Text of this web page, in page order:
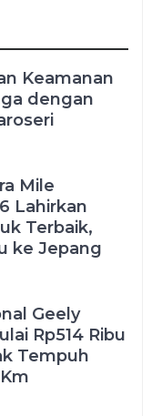
Keamanan
dengan
Mile
Lahirkan
Terbaik,
ke Jepang
Geely
Rp514 Ribu
Tempuh